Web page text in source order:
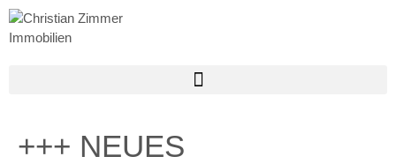
+++ NEUES